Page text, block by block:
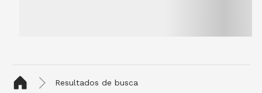
Resultados de busca